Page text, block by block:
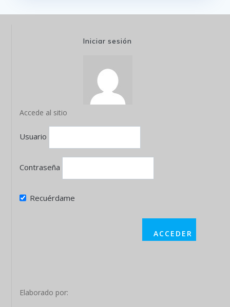
Iniciar sesión
Accede al sitio
Usuario
Contraseña
Recuérdame
Elaborado por: